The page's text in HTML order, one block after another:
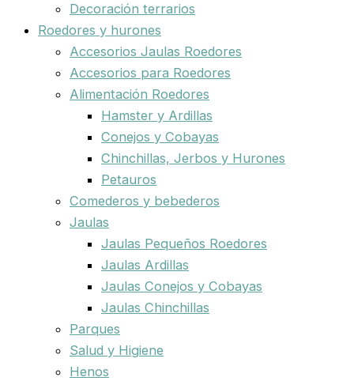
Decoración terrarios
Roedores y hurones
Accesorios Jaulas Roedores
Accesorios para Roedores
Alimentación Roedores
Hamster y Ardillas
Conejos y Cobayas
Chinchillas, Jerbos y Hurones
Petauros
Comederos y bebederos
Jaulas
Jaulas Pequeños Roedores
Jaulas Ardillas
Jaulas Conejos y Cobayas
Jaulas Chinchillas
Parques
Salud y Higiene
Henos